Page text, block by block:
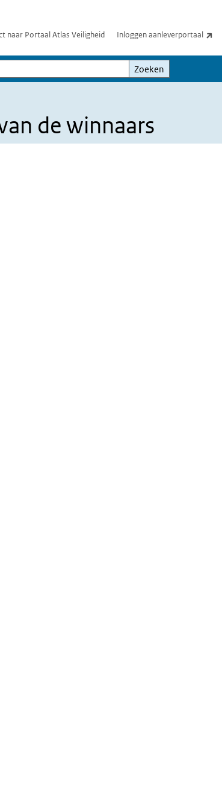
naar Portaal Atlas Veiligheid Inloggen aanleverportaal
Zoeken
de winnaars